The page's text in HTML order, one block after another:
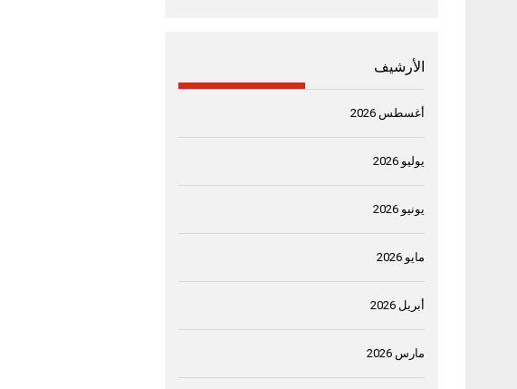
الأرشيف
أغسطس 2026
يوليو 2026
يونيو 2026
مايو 2026
أبريل 2026
مارس 2026